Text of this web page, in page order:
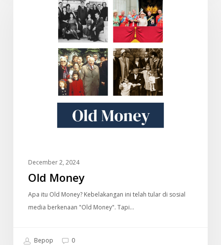
December 2, 2024
Old Money
Apa itu Old Money? Kebelakangan ini telah tular di sosial
media berkenaan "Old Money". Tapi…
Bepop 0